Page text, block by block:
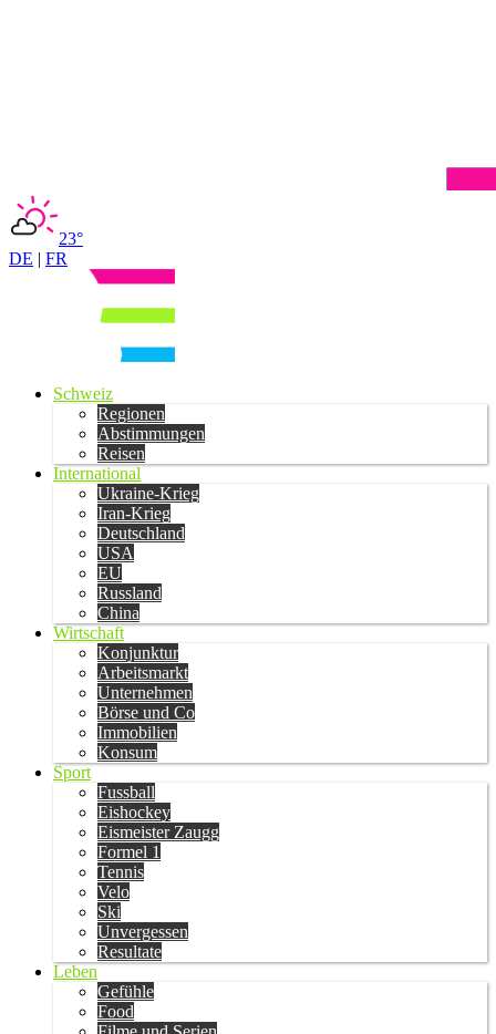
23°
DE | FR
Schweiz
Regionen
Abstimmungen
Reisen
International
Ukraine-Krieg
Iran-Krieg
Deutschland
USA
EU
Russland
China
Wirtschaft
Konjunktur
Arbeitsmarkt
Unternehmen
Börse und Co
Immobilien
Konsum
Sport
Fussball
Eishockey
Eismeister Zaugg
Formel 1
Tennis
Velo
Ski
Unvergessen
Resultate
Leben
Gefühle
Food